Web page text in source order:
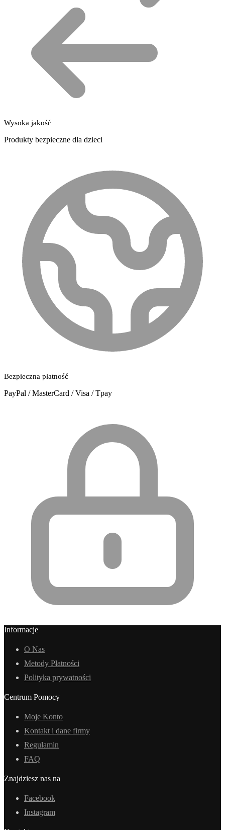
Wysoka jakość
Produkty bezpieczne dla dzieci
Bezpieczna płatność
PayPal / MasterCard / Visa / Tpay
Informacje
O Nas
Metody Płatności
Polityka prywatności
Centrum Pomocy
Moje Konto
Kontakt i dane firmy
Regulamin
FAQ
Znajdziesz nas na
Facebook
Instagram